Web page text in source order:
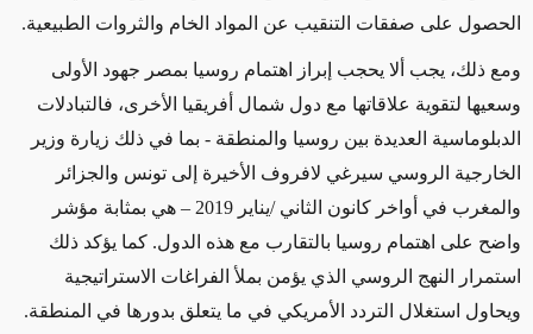
الحصول على صفقات التنقيب عن المواد الخام والثروات الطبيعية.
ومع ذلك، يجب ألا يحجب إبراز اهتمام روسيا بمصر جهود الأولى
وسعيها لتقوية علاقاتها مع دول شمال أفريقيا الأخرى، فالتبادلات
الدبلوماسية العديدة بين روسيا والمنطقة - بما في ذلك زيارة وزير
الخارجية الروسي سيرغي لافروف الأخيرة إلى تونس والجزائر
والمغرب في أواخر كانون الثاني /يناير 2019 – هي بمثابة مؤشر
واضح على اهتمام روسيا بالتقارب مع هذه الدول. كما يؤكد ذلك
استمرار النهج الروسي الذي يؤمن بملأ الفراغات الاستراتيجية
ويحاول استغلال التردد الأمريكي في ما يتعلق بدورها في المنطقة.